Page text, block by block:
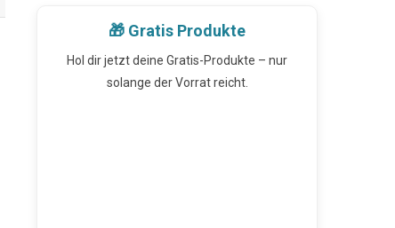
🎁 Gratis Produkte
Hol dir jetzt deine Gratis-Produkte – nur
solange der Vorrat reicht.